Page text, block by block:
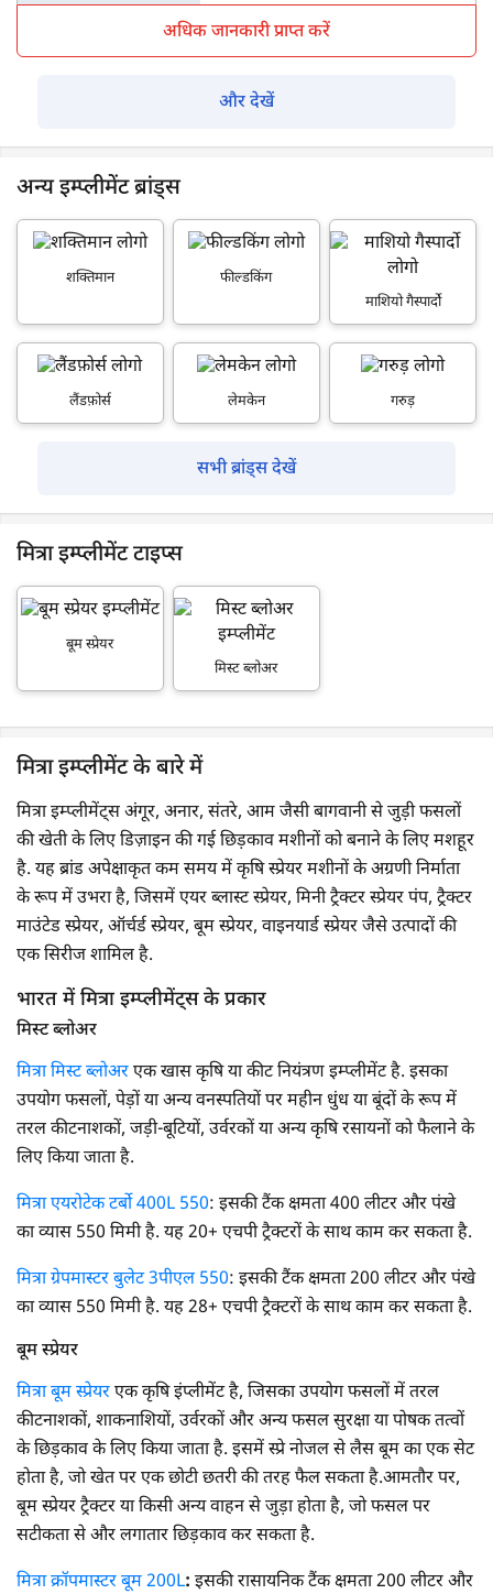
अधिक जानकारी प्राप्त करें
और देखें
अन्य इम्प्लीमेंट ब्रांड्स
शक्तिमान
फील्डकिंग
माशियो गैस्पार्दो
लैंडफ़ोर्स लेमकेन गरुड़
सभी ब्रांड्स देखें
मित्रा इम्प्लीमेंट टाइप्स
बूम स्प्रेयर
मिस्ट ब्लोअर
मित्रा इम्प्लीमेंट के बारे में
मित्रा इम्प्लीमेंट्स अंगूर, अनार, संतरे, आम जैसी बागवानी से जुड़ी फसलों
की खेती के लिए डिज़ाइन की गई छिड़काव मशीनों को बनाने के लिए मशहूर
है. यह ब्रांड अपेक्षाकृत कम समय में कृषि स्प्रेयर मशीनों के अग्रणी निर्माता
के रूप में उभरा है, जिसमें एयर ब्लास्ट स्प्रेयर, मिनी ट्रैक्टर स्प्रेयर पंप, ट्रैक्टर
माउंटेड स्प्रेयर, ऑर्चर्ड स्प्रेयर, बूम स्प्रेयर, वाइनयार्ड स्प्रेयर जैसे उत्पादों की
एक सिरीज शामिल है.
भारत में मित्रा इम्प्लीमेंट्स के प्रकार
मिस्ट ब्लोअर
मित्रा मिस्ट ब्लोअरएक खास कृषि या कीट नियंत्रण इम्प्लीमेंट है. इसका
उपयोग फसलों, पेड़ों या अन्य वनस्पतियों पर महीन धुंध या बूंदों के रूप में
तरल कीटनाशकों, जड़ी-बूटियों, उर्वरकों या अन्य कृषि रसायनों को फैलाने के
लिए किया जाता है.
मित्रा एयरोटेक टर्बो 400L 550: इसकी टैंक क्षमता 400 लीटर और पंखे
का व्यास 550 मिमी है. यह 20+ एचपी ट्रैक्टरों के साथ काम कर सकता है.
मित्रा ग्रेपमास्टर बुलेट 3पीएल 550: इसकी टैंक क्षमता 200 लीटर और पंखे
का व्यास 550 मिमी है. यह 28+ एचपी ट्रैक्टरों के साथ काम कर सकता है.
बूम स्प्रेयर
मित्रा बूम स्प्रेयरएक कृषि इंप्लीमेंट है, जिसका उपयोग फसलों में तरल
कीटनाशकों, शाकनाशियों, उर्वरकों और अन्य फसल सुरक्षा या पोषक तत्वों
के छिड़काव के लिए किया जाता है. इसमें स्प्रे नोजल से लैस बूम का एक सेट
होता है, जो खेत पर एक छोटी छतरी की तरह फैल सकता है.आमतौर पर,
बूम स्प्रेयर ट्रैक्टर या किसी अन्य वाहन से जुड़ा होता है, जो फसल पर
सटीकता से और लगातार छिड़काव कर सकता है.
मित्रा क्रॉपमास्टर बूम 200L: इसकी रासायनिक टैंक क्षमता 200 लीटर और